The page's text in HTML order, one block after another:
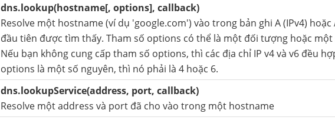
dns.lookup(hostname[, options], callback)
Resolve một hostname (ví dụ 'google.com') vào trong bản ghi A (IPv4) hoặc
đầu tiên được tìm thấy. Tham số options có thể là một đối tượng hoặc một
Nếu bạn không cung cấp tham số options, thì các địa chỉ IP v4 và v6 đều
options là một số nguyên, thì nó phải là 4 hoặc 6.
dns.lookupService(address, port, callback)
Resolve một address và port đã cho vào trong một hostname